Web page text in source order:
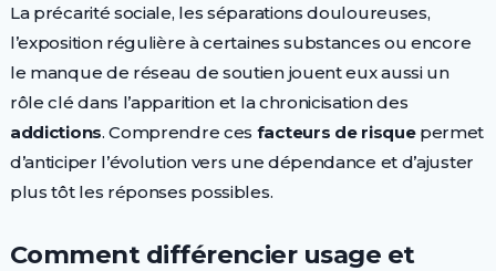
La précarité sociale, les séparations douloureuses,
l’exposition régulière à certaines substances ou encore
le manque de réseau de soutien jouent eux aussi un
rôle clé dans l’apparition et la chronicisation des
addictions. Comprendre ces facteurs de risquepermet
d’anticiper l’évolution vers une dépendance et d’ajuster
plus tôt les réponses possibles.
Comment différencier usage et